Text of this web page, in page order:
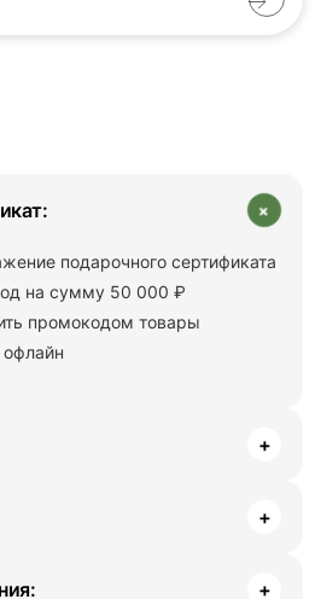
+
подарочного сертификата
на сумму 50 000 ₽
промокодом товары
офлайн
+
+
+